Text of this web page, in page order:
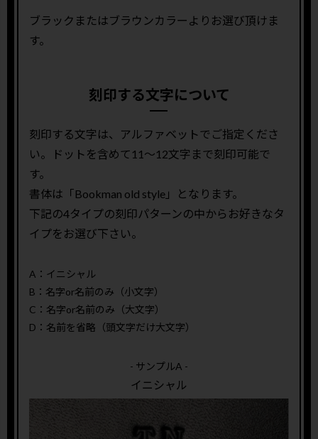
ブラックまたはブラウンカラーよりお選び頂けま
す。
刻印する文字について
刻印する文字は、アルファベットでご指定くださ
い。ドットを含めて11〜12文字まで刻印可能で
す。
書体は「Bookman old style」となります。
下記の4タイプの刻印パターンの中からお好きなタ
イプをお選び下さい。
A：イニシャル
B：名字or名前のみ（小文字）
C：名字or名前のみ（大文字）
D：名前を省略（頭文字だけ大文字）
- サンプルA -
イニシャル